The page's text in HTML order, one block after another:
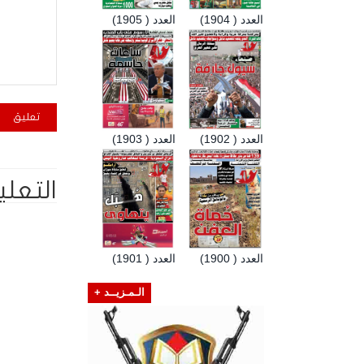
العدد ( 1905) العدد ( 1904)
العدد ( 1903) العدد ( 1902)
العدد ( 1901) العدد ( 1900)
الـمـزيــد +